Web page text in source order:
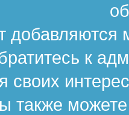
к
также